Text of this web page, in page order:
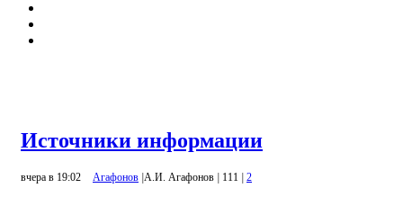
Источники информации
вчера в 19:02 Агафонов |А.И. Агафонов | 111 | 2